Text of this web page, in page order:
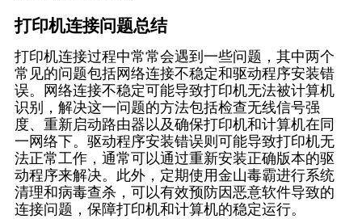
打印机连接问题总结
打印机连接过程中常常会遇到一些问题，其中两个
常见的问题包括网络连接不稳定和驱动程序安装错
误。网络连接不稳定可能导致打印机无法被计算机
识别，解决这一问题的方法包括检查无线信号强
度、重新启动路由器以及确保打印机和计算机在同
一网络下。驱动程序安装错误则可能导致打印机无
法正常工作，通常可以通过重新安装正确版本的驱
动程序来解决。此外，定期使用金山毒霸进行系统
清理和病毒查杀，可以有效预防因恶意软件导致的
连接问题，保障打印机和计算机的稳定运行。